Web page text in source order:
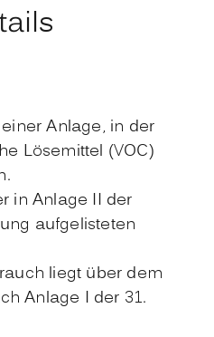
Anlage, in der
Lösemittel (VOC)
in Anlage II der
aufgelisteten
liegt über dem
Anlage I der 31.